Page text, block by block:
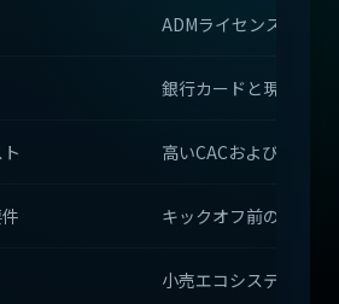
ADMライセンスと永
銀行カードと現地支払
高いCACおよびローカ
キックオフ前のフル
小売エコシステムへの